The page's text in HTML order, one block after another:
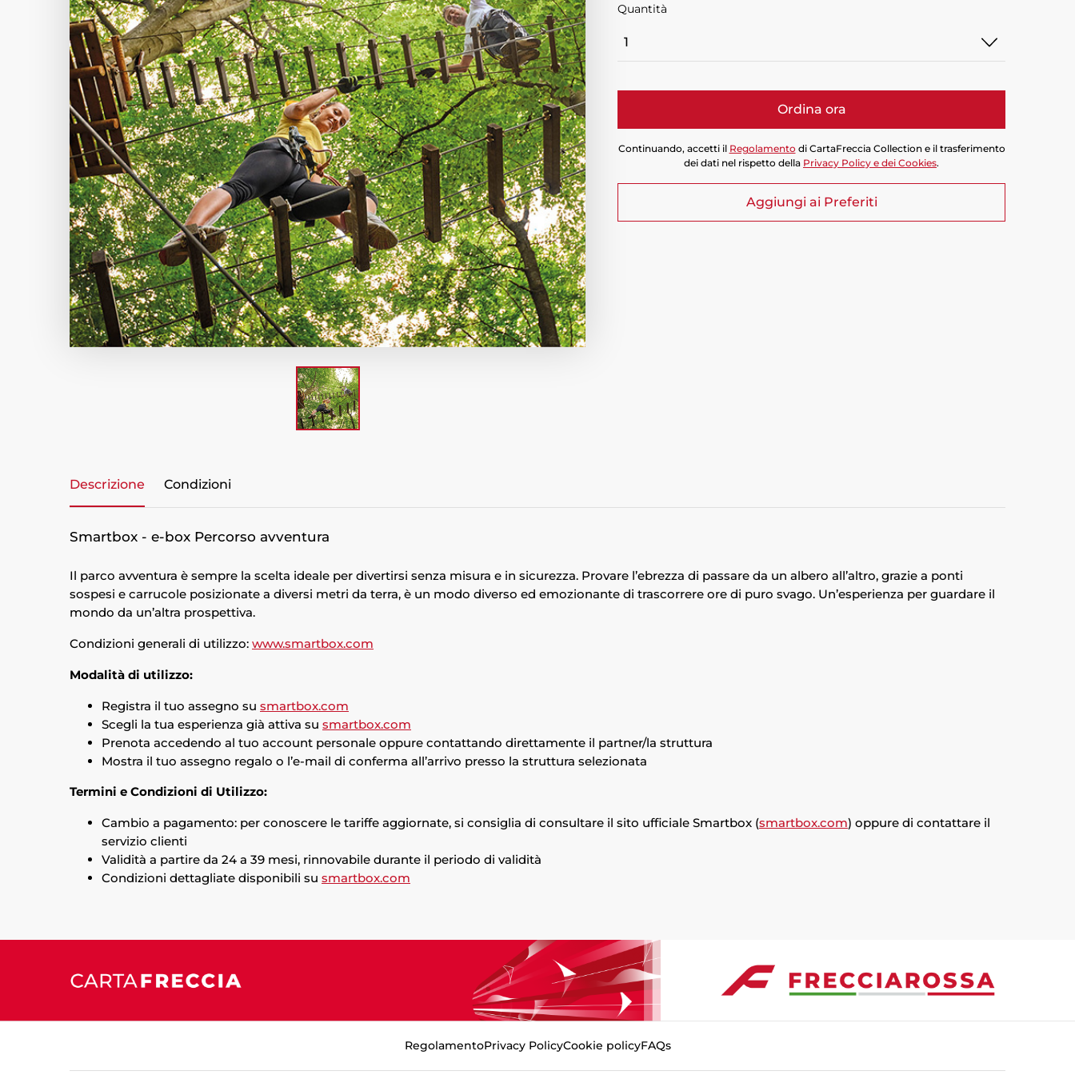
Quantità
Ordina ora
Continuando, accetti il Regolamento di CartaFreccia Collection e il trasferimento
dei dati nel rispetto della Privacy Policy e dei Cookies.
Aggiungi ai Preferiti
Descrizione Condizioni
Smartbox - e-box Percorso avventura
Il parco avventura è sempre la scelta ideale per divertirsi senza misura e in sicurezza. Provare l’ebrezza di passare da un albero all’altro, grazie a ponti
sospesi e carrucole posizionate a diversi metri da terra, è un modo diverso ed emozionante di trascorrere ore di puro svago. Un’esperienza per guardare il
mondo da un’altra prospettiva.
Condizioni generali di utilizzo: www.smartbox.com
Modalità di utilizzo:
Registra il tuo assegno su smartbox.com
Scegli la tua esperienza già attiva su smartbox.com
Prenota accedendo al tuo account personale oppure contattando direttamente il partner/la struttura
Mostra il tuo assegno regalo o l’e-mail di conferma all’arrivo presso la struttura selezionata
Termini e Condizioni di Utilizzo:
Cambio a pagamento: per conoscere le tariffe aggiornate, si consiglia di consultare il sito ufficiale Smartbox (smartbox.com) oppure di contattare il
servizio clienti
Validità a partire da 24 a 39 mesi, rinnovabile durante il periodo di validità
Condizioni dettagliate disponibili su smartbox.com
RegolamentoPrivacy PolicyCookie policyFAQs